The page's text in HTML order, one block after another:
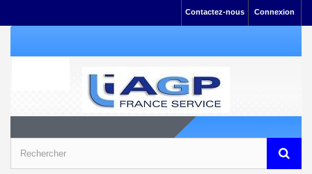
Connexion
Contactez-nous